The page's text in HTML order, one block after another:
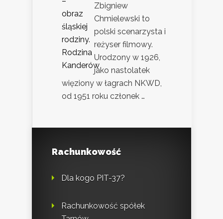
Zbigniew
Chmielewski to
polski scenarzysta i
reżyser filmowy.
Urodzony w 1926,
jako nastolatek
więziony w łagrach NKWD,
od 1951 roku członek …
Rachunkowość
Dla kogo PIT-37?
Rachunkowość spółek